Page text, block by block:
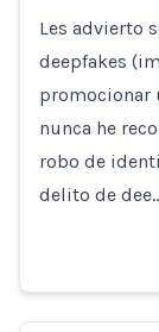
Les advierto
deepfakes
promocionar
nunca he
robo de
delito de